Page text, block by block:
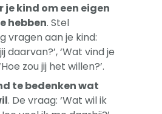
je kind om een eigen
hebben. Stel
vragen aan je kind:
daarvan?’, ‘Wat vind je
zou jij het willen?’.
te bedenken wat
. De vraag: ‘Wat wil ik